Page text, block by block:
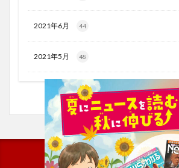
2021年6月 44
2021年5月 48